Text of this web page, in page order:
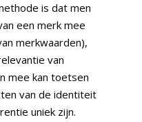
is dat men
een merk mee
merkwaarden),
van
mee kan toetsen
van de identiteit
uniek zijn.